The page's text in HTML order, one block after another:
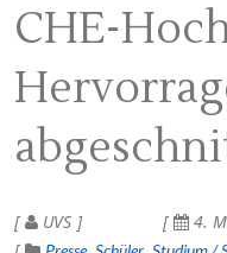
CHE-
UVS 4.